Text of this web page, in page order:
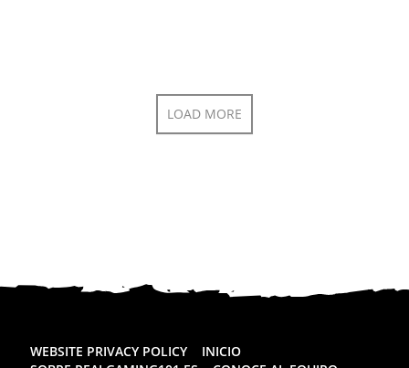
LOAD MORE
WEBSITE PRIVACY POLICY
INICIO